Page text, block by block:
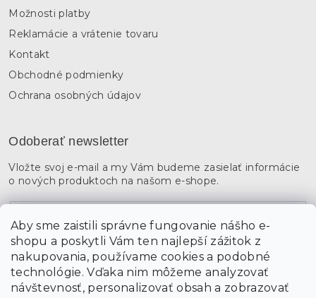
Aby sme zaistili správne fungovanie nášho e-
shopu a poskytli Vám ten najlepší zážitok z
nakupovania, používame cookies a podobné
technológie. Vďaka nim môžeme analyzovať
návštevnosť, personalizovať obsah a zobrazovať
Možnosti platby
Reklamácie a vrátenie tovaru
Kontakt
Obchodné podmienky
Ochrana osobných údajov
Odoberať newsletter
Vložte svoj e-mail a my Vám budeme zasielať informácie
o nových produktoch na našom e-shope.
Vložením údajov súhlasíte s podmienkami ochrany
osobných údajov
PRIHLÁSIŤ SA